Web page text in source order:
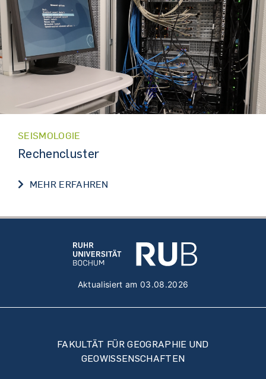
SEISMOLOGIE
Rechencluster
MEHR ERFAHREN
Aktualisiert am 03.08.2026
FAKULTÄT FÜR GEOGRAPHIE UND
GEOWISSENSCHAFTEN